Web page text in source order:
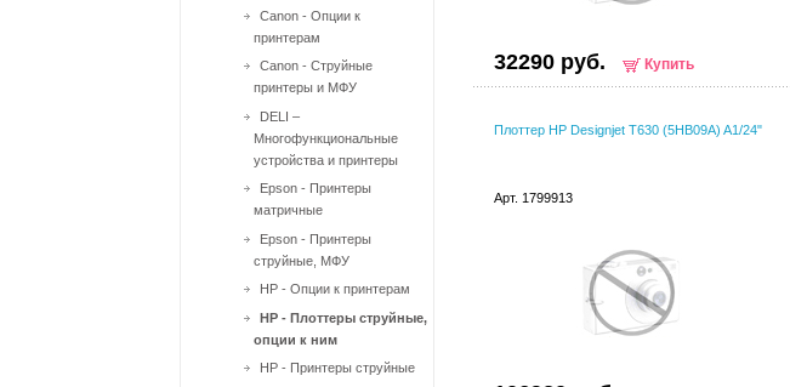
32290 руб. Купить
Плоттер HP Designjet T630 (5HB09A) A1/24"
Арт. 1799913
Canon - Опции к
принтерам
Canon - Струйные
принтеры и МФУ
DELI –
Многофункциональные
устройства и принтеры
Epson - Принтеры
матричные
Epson - Принтеры
струйные, МФУ
HP - Опции к принтерам
HP - Плоттеры струйные,
опции к ним
HP - Принтеры струйные